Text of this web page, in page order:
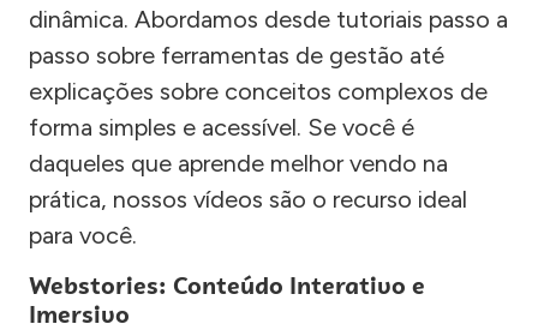
dinâmica. Abordamos desde tutoriais passo a
passo sobre ferramentas de gestão até
explicações sobre conceitos complexos de
forma simples e acessível. Se você é
daqueles que aprende melhor vendo na
prática, nossos vídeos são o recurso ideal
para você.
Webstories: Conteúdo Interativo e
Imersivo